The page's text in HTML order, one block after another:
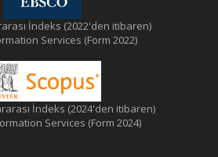
İndeks (2022'den itibaren)
Services (Form 2022)
İndeks (2024'den itibaren)
Services (Form 2024)